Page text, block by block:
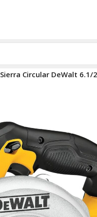
Sierra Circular DeWalt 6.1/